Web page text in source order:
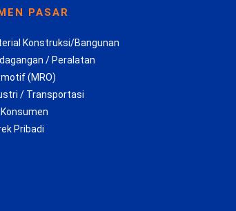
PASAR
Konstruksi/Bangunan
/ Peralatan
(MRO)
/ Transportasi
Konsumen
Pribadi